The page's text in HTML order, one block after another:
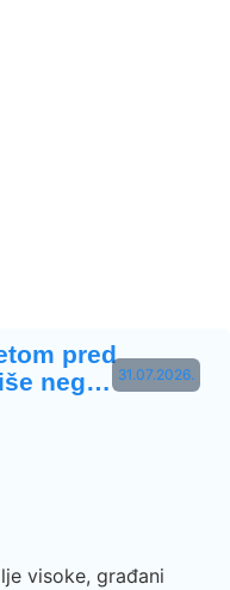
31.07.2026.
pred
neg…
visoke, građani